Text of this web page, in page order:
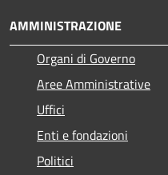
AMMINISTRAZIONE
Organi di Governo
Aree Amministrative
Uffici
Enti e fondazioni
Politici